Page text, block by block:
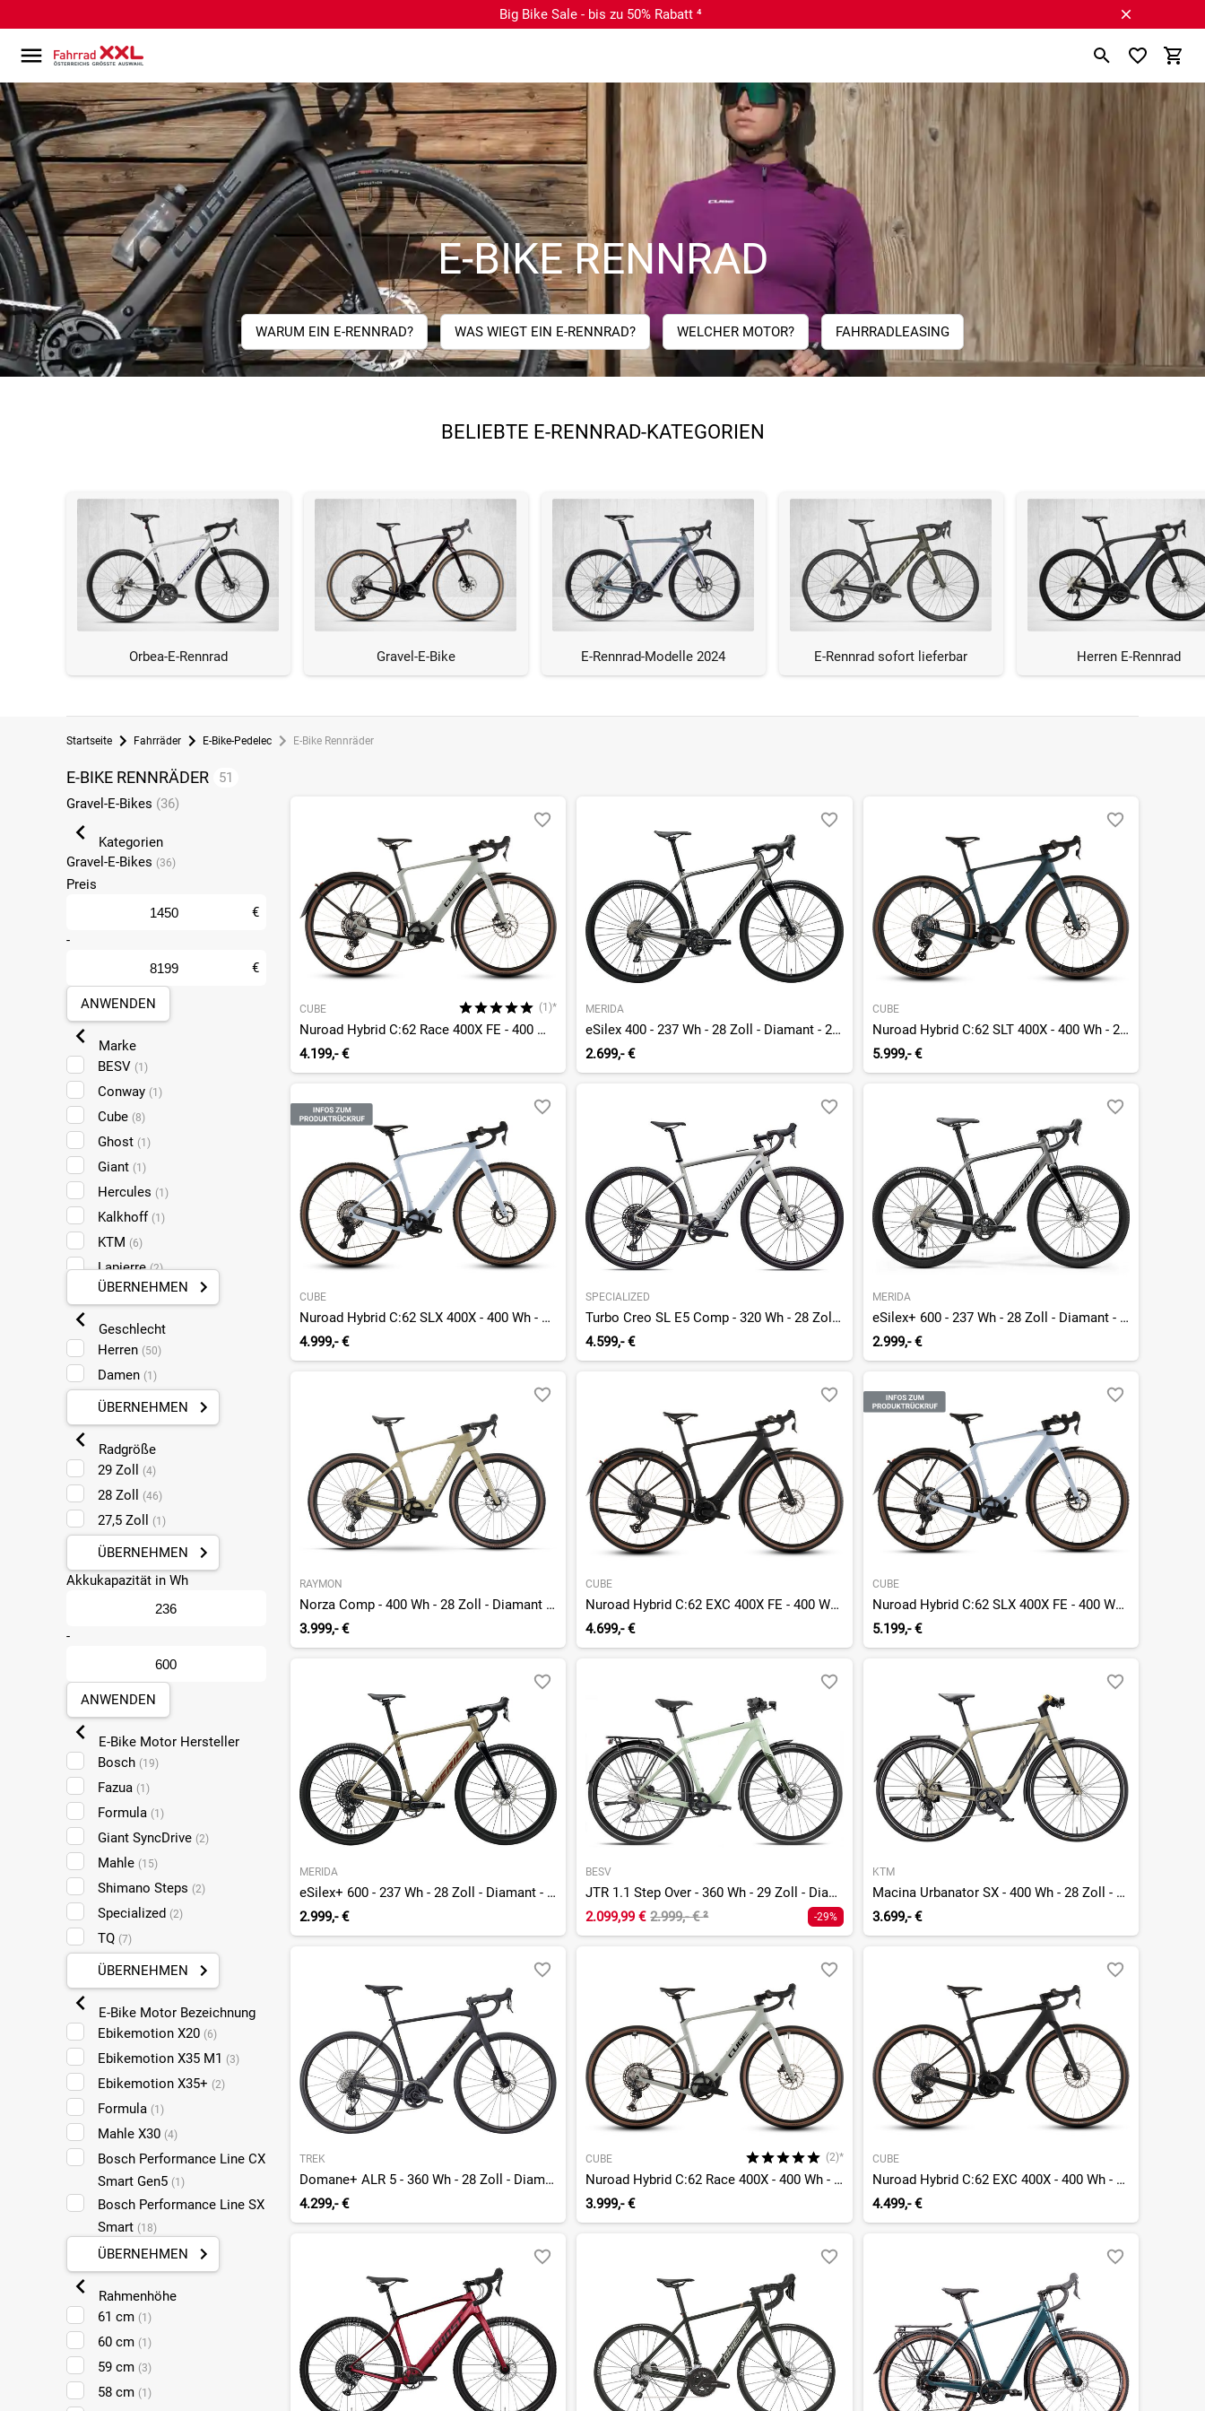
Big Bike Sale - bis zu 50% Rabatt ⁴
E-BIKE RENNRAD
WARUM EIN E-RENNRAD? WAS WIEGT EIN E-RENNRAD? WELCHER MOTOR? FAHRRADLEASING
BELIEBTE E-RENNRAD-KATEGORIEN
Orbea-E-Rennrad Gravel-E-Bike E-Rennrad-Modelle 2024 E-Rennrad sofort lieferbar Herren E-Rennrad
Startseite Fahrräder E-Bike-Pedelec E-Bike Rennräder
E-BIKE RENNRÄDER
51
Gravel-E-Bikes (36)
Kategorien
Gravel-E-Bikes (36)
Preis
€
-
€
ANWENDEN
Marke
BESV (1)
Conway (1)
Cube (8)
Ghost (1)
Giant (1)
Hercules (1)
Kalkhoff (1)
KTM (6)
Lapierre(2)
Liv(1)
Merida (4)
My Esel(1)
Orbea(9)
Ridley(3)
Scott (4)
Specialized
Trek(2)
Wilier (1)
ÜBERNEHMEN
Geschlecht
Herren (50)
Damen (1)
ÜBERNEHMEN
Radgröße
29 Zoll
(4)
28 Zoll (46)
27,5 Zoll (1)
ÜBERNEHMEN
Akkukapazität in Wh
-
ANWENDEN
E-Bike Motor Hersteller
Bosch (19)
Fazua (1)
Formula (1)
Giant SyncDrive (2)
Mahle (15)
Shimano Steps (2)
Specialized (2)
TQ (7)
ÜBERNEHMEN
E-Bike Motor Bezeichnung
Ebikemotion X20 (6)
Ebikemotion X35 M1 (3)
Ebikemotion X35+ (2)
Formula (1)
Mahle X30 (4)
Bosch Performance Line CX
Smart Gen5 (1)
Bosch Performance Line SX
Smart (18)
Fazua Ride 60(1)
Giant SyncDrive Move Plus
(2)
Shimano Steps EP6
Shimano Steps EP801
Specialized 1.2 SL
TQ HPR 40
ÜBERNEHMEN
Rahmenhöhe
61 cm (1)
60 cm (1)
59 cm (3)
58 cm (1)
CUBE (1)*
Nuroad Hybrid C:62 Race 400X FE - 400 Wh - 28 Zoll - Diamant - 2026
4.199,- €
MERIDA
eSilex 400 - 237 Wh - 28 Zoll - Diamant - 2026
2.699,- €
CUBE
Nuroad Hybrid C:62 SLT 400X - 400 Wh - 28 Zoll - Diamant - 2026
5.999,- €
CUBE
Nuroad Hybrid C:62 SLX 400X - 400 Wh - 28 Zoll - Diamant - 2026
4.999,- €
SPECIALIZED
Turbo Creo SL E5 Comp - 320 Wh - 28 Zoll - Diamant - 2026
4.599,- €
MERIDA
eSilex+ 600 - 237 Wh - 28 Zoll - Diamant - 2026
2.999,- €
RAYMON
Norza Comp - 400 Wh - 28 Zoll - Diamant - 2027
3.999,- €
CUBE
Nuroad Hybrid C:62 EXC 400X FE - 400 Wh - 28 Zoll - Diamant - 2026
4.699,- €
CUBE
Nuroad Hybrid C:62 SLX 400X FE - 400 Wh - 28 Zoll - Diamant - 2026
5.199,- €
MERIDA
eSilex+ 600 - 237 Wh - 28 Zoll - Diamant - 2027
2.999,- €
BESV
JTR 1.1 Step Over - 360 Wh - 29 Zoll - Diamant
2.099,99 € 2.999,- €² -29%
KTM
Macina Urbanator SX - 400 Wh - 28 Zoll - Diamant - 2026
3.699,- €
TREK
Domane+ ALR 5 - 360 Wh - 28 Zoll - Diamant - 2027
4.299,- €
CUBE (2)*
Nuroad Hybrid C:62 Race 400X - 400 Wh - 28 Zoll - Diamant - 2026
3.999,- €
CUBE
Nuroad Hybrid C:62 EXC 400X - 400 Wh - 28 Zoll - Diamant - 2026
4.499,- €